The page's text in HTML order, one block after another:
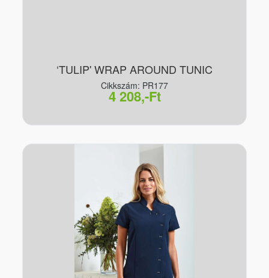
‘TULIP' WRAP AROUND TUNIC
Cikkszám: PR177
4 208,-Ft